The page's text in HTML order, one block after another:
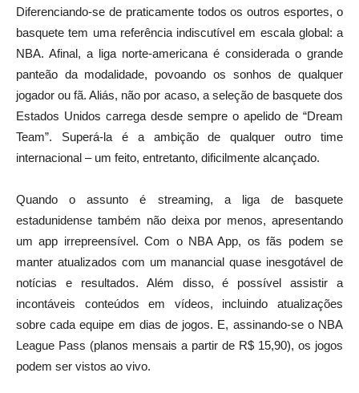
Diferenciando-se de praticamente todos os outros esportes, o
basquete tem uma referência indiscutível em escala global: a
NBA. Afinal, a liga norte-americana é considerada o grande
panteão da modalidade, povoando os sonhos de qualquer
jogador ou fã. Aliás, não por acaso, a seleção de basquete dos
Estados Unidos carrega desde sempre o apelido de “Dream
Team”. Superá-la é a ambição de qualquer outro time
internacional – um feito, entretanto, dificilmente alcançado.
Quando o assunto é streaming, a liga de basquete
estadunidense também não deixa por menos, apresentando
um app irrepreensível. Com o NBA App, os fãs podem se
manter atualizados com um manancial quase inesgotável de
notícias e resultados. Além disso, é possível assistir a
incontáveis conteúdos em vídeos, incluindo atualizações
sobre cada equipe em dias de jogos. E, assinando-se o NBA
League Pass (planos mensais a partir de R$ 15,90), os jogos
podem ser vistos ao vivo.